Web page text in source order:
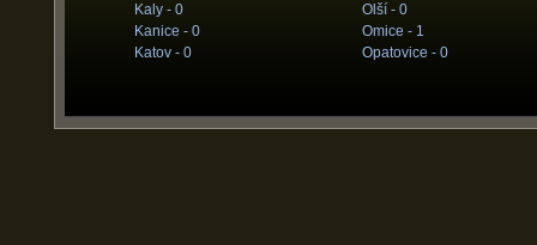
Kaly - 0
Kanice - 0
Katov - 0
Olší - 0
Omice - 1
Opatovice - 0